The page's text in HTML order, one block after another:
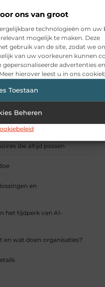
ons van groot
technologieën om uw
mogelijk te maken. Deze
gebruik van de site, zodat we
van uw voorkeuren kunnen
advertenties
hierover leest u in ons
Toestaan
Beheren
woonkamer
die altijd passen
en
het tijdperk van AI-
en wat doen organisaties?